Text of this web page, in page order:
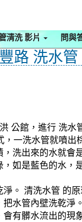
清洗 影片 問與
路 洗水管
公館，進行 洗
一洗水管就噴
洗出來的水就
如是藍色的水
。 清洗水管 的
水管內壁洗乾淨。
有髒水流出的